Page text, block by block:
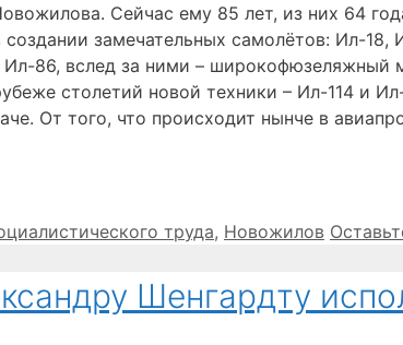
Сейчас ему 85 лет, из них 64
замечательных самолётов: Ил-18,
Ил-86, вслед за ними –
столетий новой техники – Ил-114 и
От того, что происходит нынче в
труда, Новожилов
Шенгардту